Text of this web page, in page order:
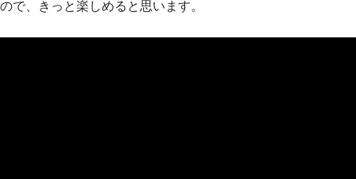
ので、きっと楽しめると思います。